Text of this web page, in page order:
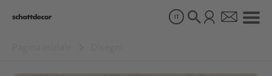
IT